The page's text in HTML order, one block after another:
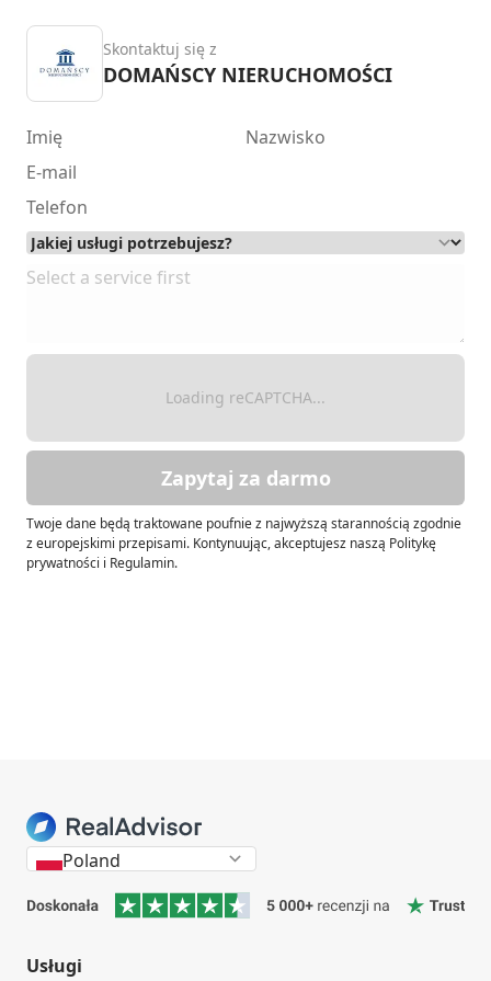
Skontaktuj się z
DOMAŃSCY NIERUCHOMOŚCI
Loading reCAPTCHA...
Zapytaj za darmo
Twoje dane będą traktowane poufnie z najwyższą starannością zgodnie
z europejskimi przepisami. Kontynuując, akceptujesz naszą Politykę
prywatności i Regulamin.
Poland
Usługi